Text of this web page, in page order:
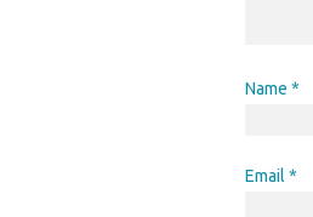
Name *
Email *